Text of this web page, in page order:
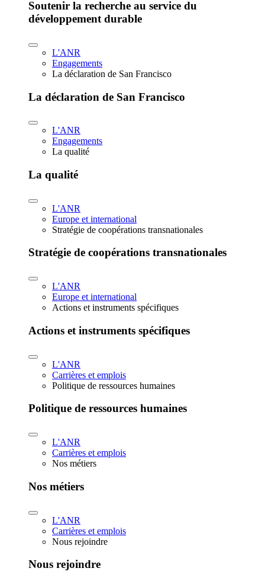
Soutenir la recherche au service du
développement durable
L'ANR
Engagements
La déclaration de San Francisco
La déclaration de San Francisco
L'ANR
Engagements
La qualité
La qualité
L'ANR
Europe et international
Stratégie de coopérations transnationales
Stratégie de coopérations transnationales
L'ANR
Europe et international
Actions et instruments spécifiques
Actions et instruments spécifiques
L'ANR
Carrières et emplois
Politique de ressources humaines
Politique de ressources humaines
L'ANR
Carrières et emplois
Nos métiers
Nos métiers
L'ANR
Carrières et emplois
Nous rejoindre
Nous rejoindre